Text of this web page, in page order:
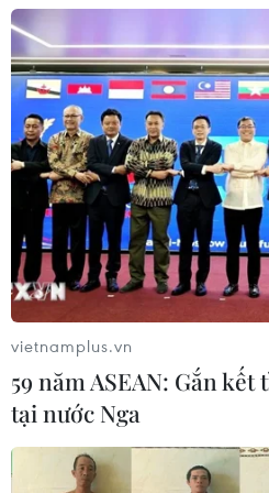
án tổ chức sử dụng trái
túy
07/08/2026 04:40
Khởi tố đối tượng giả danh
lừa đảo "chạy án" tại Đắk
06/08/2026 15:07
Cảnh sát khám xét nơi ở
"Hoa Hồng"
Bãi bỏ một số văn bản quy
vietnamplus.vn
59 năm ASEAN: Gắn
tại nước Nga